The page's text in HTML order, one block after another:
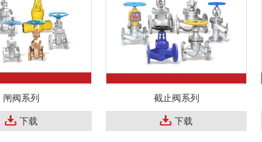
闸阀系列
下载
截止阀系列
下载